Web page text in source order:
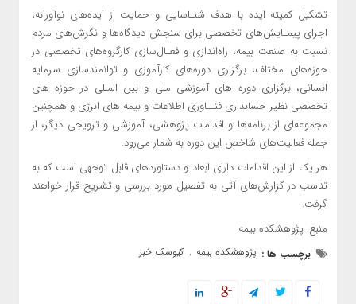
تشکیل کمیته ایده با هدف شنـاسایی و حمایت از ایده‌های نوآورانه،
اجرای پیمـایش‌های تخصصی برای سنجش دیدگاه‌ها و نگرش‌های مردم
نسبت به صنعت بیمه، راه‌اندازی و فعـال‌سازی کارگروه‌های تخصصی در
حوزه‌های مختلف، برگزاری دوره‌های کارآموزی و توانمندسازی سرمایه
انسانی، برگزاری دوره های آموزشی ملی و بین المللی در حوزه های
تخصصی نظیر حسابداری فنــاوری اطلاعات و بیمه های انرژی و همچنین
مجموعه‌ای از برنامه‌ها و اقدامات پژوهشی، آموزشی و ترویجی دیگر، از
جمله فعالیت‌های شاخص این دوره به شمار می‌رود.
هر یک از این اقدامات دارای ابعاد و دستاوردهای قابل توجهی است که به
تناسب در گزارش‌های آتی به تفصیل مورد بررسی و تشریح قرار خواهند
گرفت.
منبع: پژوهشکده بیمه
برچسب ها : پژوهشکده بیمه , کیوسک خبر